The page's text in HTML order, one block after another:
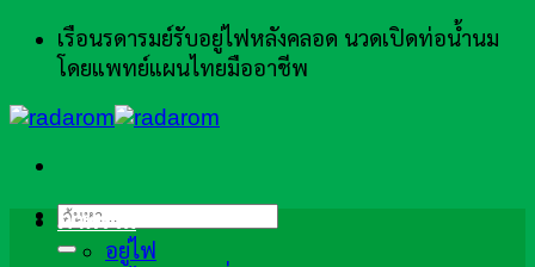
ข้าม
เนื้อหา
เรือนรดารมย์รับอยู่ไฟหลังคลอด นวดเปิดท่อน้ำนม
โดยแพทย์แผนไทยมืออาชีพ
ค้นหา:
ภาพรวม
อยู่ไฟ